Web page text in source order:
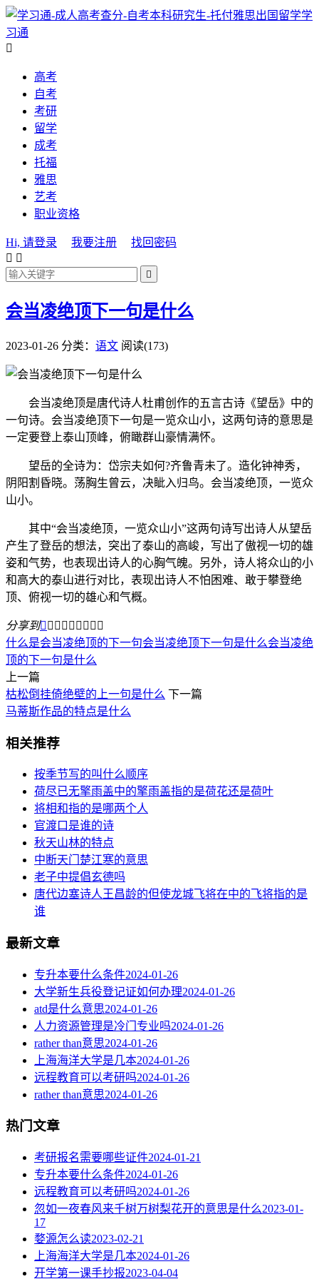
学
习通

高考
自考
考研
留学
成考
托福
雅思
艺考
职业资格
Hi, 请登录 我要注册
找回密码
 

会当凌绝顶下一句是什么
2023-01-26 分类： 语文 阅读(173)
会当凌绝顶是唐代诗人杜甫创作的五言古诗《望岳》中的
一句诗。会当凌绝顶下一句是一览众山小，这两句诗的意思是
一定要登上泰山顶峰，俯瞰群山豪情满怀。
望岳的全诗为：岱宗夫如何?齐鲁青未了。造化钟神秀，
阴阳割昏晓。荡胸生曾云，决眦入归鸟。会当凌绝顶，一览众
山小。
其中“会当凌绝顶，一览众山小”这两句诗写出诗人从望岳
产生了登岳的想法，突出了泰山的高峻，写出了傲视一切的雄
姿和气势，也表现出诗人的心胸气魄。另外，诗人将众山的小
和高大的泰山进行对比，表现出诗人不怕困难、敢于攀登绝
顶、俯视一切的雄心和气概。
分享到        
什么是会当凌绝顶的下一句会当凌绝顶下一句是什么会当凌绝
顶的下一句是什么
上一篇
枯松倒挂倚绝壁的上一句是什么 下一篇
马蒂斯作品的特点是什么
相关推荐
按季节写的叫什么顺序
荷尽已无擎雨盖中的擎雨盖指的是荷花还是荷叶
将相和指的是哪两个人
官渡口是谁的诗
秋天山林的特点
中断天门楚江寒的意思
老子中提倡玄德吗
唐代边塞诗人王昌龄的但使龙城飞将在中的飞将指的是
谁
最新文章
专升本要什么条件2024-01-26
大学新生兵役登记证如何办理2024-01-26
atd是什么意思2024-01-26
人力资源管理是冷门专业吗2024-01-26
rather than意思2024-01-26
上海海洋大学是几本2024-01-26
远程教育可以考研吗2024-01-26
rather than意思2024-01-26
热门文章
考研报名需要哪些证件2024-01-21
专升本要什么条件2024-01-26
远程教育可以考研吗2024-01-26
忽如一夜春风来千树万树梨花开的意思是什么2023-01-
17
婺源怎么读2023-02-21
上海海洋大学是几本2024-01-26
开学第一课手抄报2023-04-04